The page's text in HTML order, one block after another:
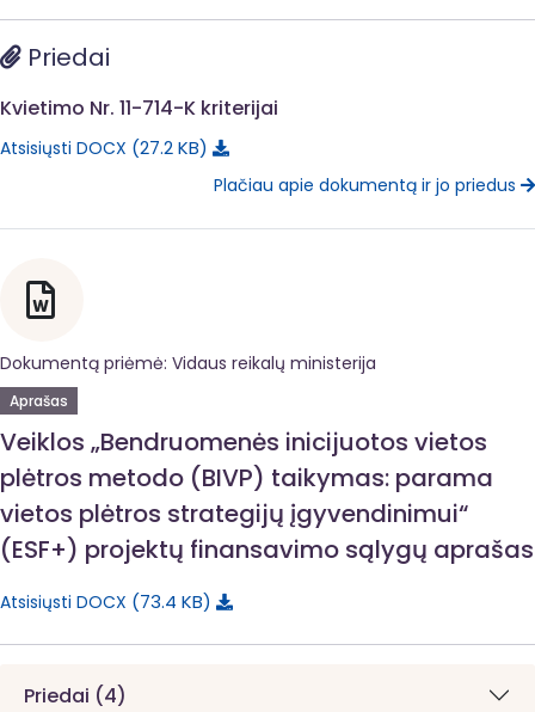
Priedai
Kvietimo Nr. 11-714-K kriterijai
Atsisiųsti DOCX 27.2 KB
Plačiau apie dokumentą ir jo priedus
Dokumentą priėmė: Vidaus reikalų ministerija
Aprašas
Veiklos „Bendruomenės inicijuotos vietos
plėtros metodo (BIVP) taikymas: parama
vietos plėtros strategijų įgyvendinimui“
(ESF+) projektų finansavimo sąlygų aprašas
Atsisiųsti DOCX 73.4 KB
Priedai (4)